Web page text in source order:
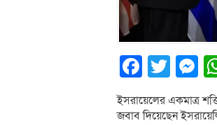
ইসরায়েলের একমাত্র
জবাব দিয়েছেন ইসরায়েলি